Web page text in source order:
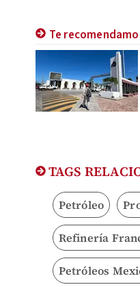
Te
TAGS
Petróleo
Refinería
Petróleos